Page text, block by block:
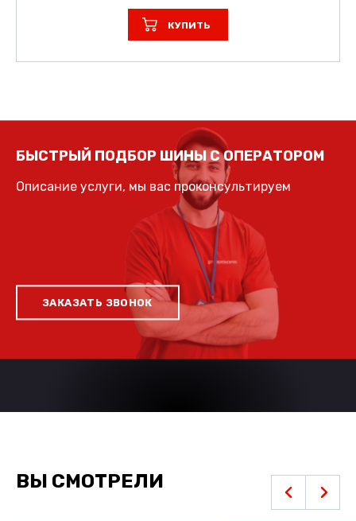
КУПИТЬ
БЫСТРЫЙ ПОДБОР ШИНЫ С ОПЕРАТОРОМ
Описание услуги, мы вас проконсультируем
ЗАКАЗАТЬ ЗВОНОК
ВЫ СМОТРЕЛИ